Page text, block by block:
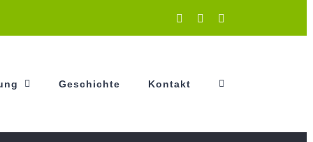
InstagramFacebook
Geschichte Kontakt